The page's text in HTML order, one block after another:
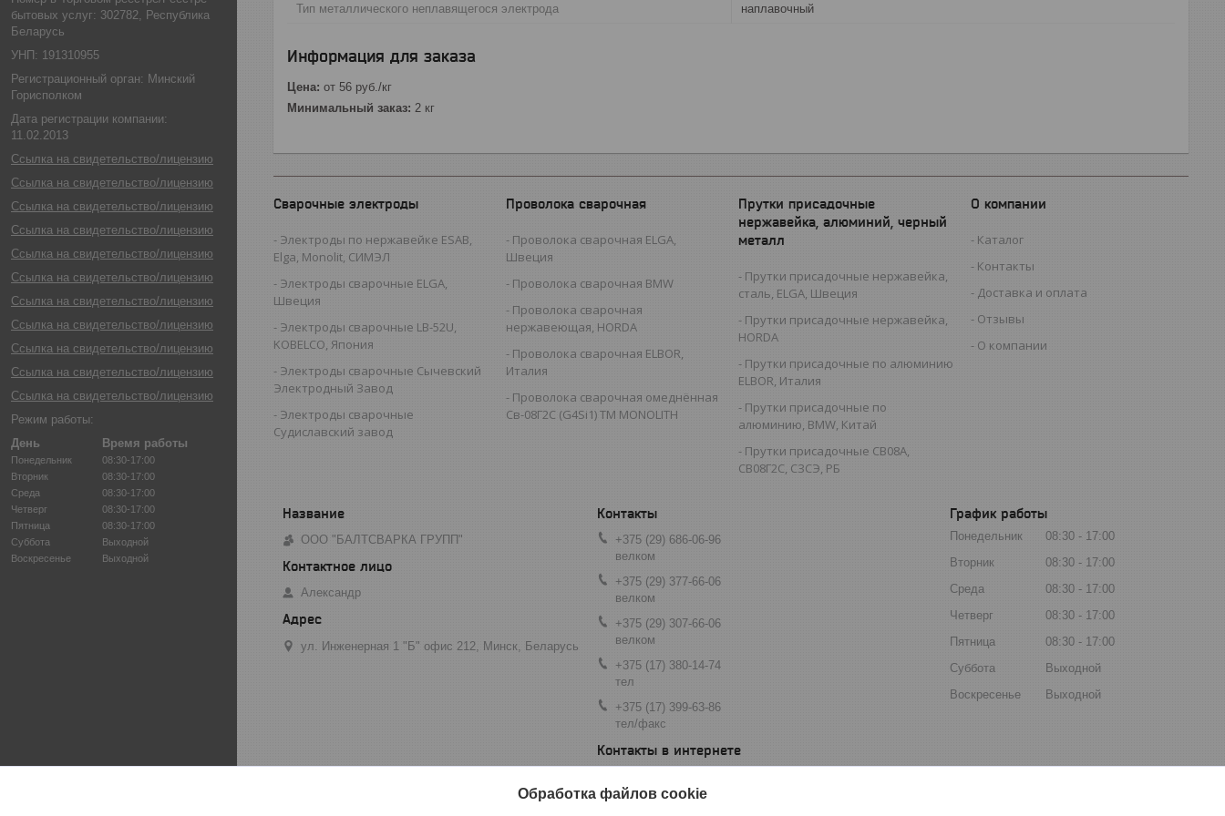
бытовых услуг: 302782, Республика
Беларусь
УНП: 191310955
Регистрационный орган: Минский
Горисполком
Дата регистрации компании:
11.02.2013
Ссылка на свидетельство/лицензию
Ссылка на свидетельство/лицензию
Ссылка на свидетельство/лицензию
Ссылка на свидетельство/лицензию
Ссылка на свидетельство/лицензию
Ссылка на свидетельство/лицензию
Ссылка на свидетельство/лицензию
Ссылка на свидетельство/лицензию
Ссылка на свидетельство/лицензию
Ссылка на свидетельство/лицензию
Ссылка на свидетельство/лицензию
Режим работы:
День
Время работы
Понедельник
08:30-17:00
Вторник
08:30-17:00
Среда
08:30-17:00
Четверг
08:30-17:00
Пятница
08:30-17:00
Суббота
Выходной
Воскресенье
Выходной
Тип металлического неплавящегося электрода наплавочный
Информация для заказа
Цена: от 56 руб. /кг
Минимальный заказ: 2 кг
Сварочные электроды
Электроды по нержавейке ESAB,
Elga, Monolit, СИМЭЛ
Электроды сварочные ELGA,
Швеция
Электроды сварочные LB-52U,
KOBELCO, Япония
Электроды сварочные Сычевский
Электродный Завод
Электроды сварочные
Судиславский завод
Проволока сварочная
Проволока сварочная ELGA,
Швеция
Проволока сварочная BMW
Проволока сварочная
нержавеющая, HORDA
Проволока сварочная ELBOR,
Италия
Проволока сварочная омеднённая
Св-08Г2С (G4Si1) TM MONOLITH
Прутки присадочные
нержавейка, алюминий, черный
металл
Прутки присадочные нержавейка,
сталь, ELGA, Швеция
Прутки присадочные нержавейка,
HORDA
Прутки присадочные по алюминию
ELBOR, Италия
Прутки присадочные по
алюминию, BMW, Китай
Прутки присадочные СВ08А,
СВ08Г2С, СЗСЭ, РБ
О компании
Каталог
Контакты
Доставка и оплата
Отзывы
О компании
ООО "БАЛТСВАРКА ГРУПП"
Александр
ул. Инженерная 1 "Б" офис 212, Минск, Беларусь
+375 (29) 686-06-96
велком
+375 (29) 377-66-06
велком
+375 (29) 307-66-06
велком
+375 (17) 380-14-74
тел
+375 (17) 399-63-86
тел/факс
info@baltsvarka.com
График работы
Понедельник 08:30
17:00
Вторник
08:30
17:00
Среда
08:30
17:00
Четверг
08:30
17:00
Пятница
08:30
17:00
Суббота
Выходной
Воскресенье
Выходной
Обработка файлов cookie